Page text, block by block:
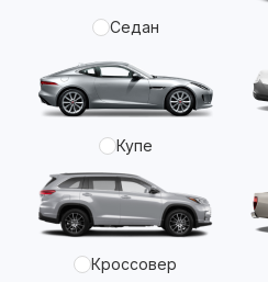
Седан
Купе
Кроссовер